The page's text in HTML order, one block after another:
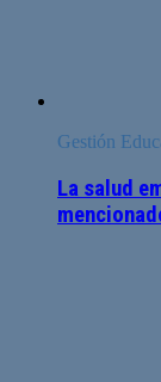
Gestión
La salud